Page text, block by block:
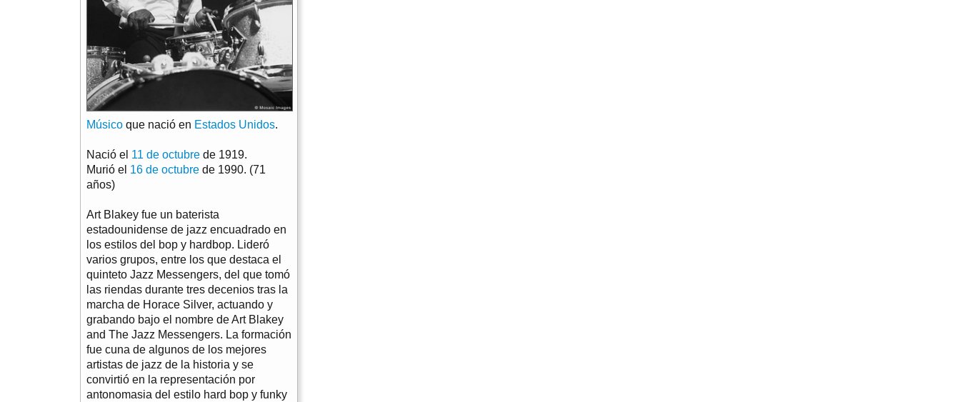
Músico que nació en Estados Unidos.
Nació el 11 de octubre de 1919.
Murió el 16 de octubre de 1990. (71
años)
Art Blakey fue un baterista
estadounidense de jazz encuadrado en
los estilos del bop y hardbop. Lideró
varios grupos, entre los que destaca el
quinteto Jazz Messengers, del que tomó
las riendas durante tres decenios tras la
marcha de Horace Silver, actuando y
grabando bajo el nombre de Art Blakey
and The Jazz Messengers. La formación
fue cuna de algunos de los mejores
artistas de jazz de la historia y se
convirtió en la representación por
antonomasia del estilo hard bop y funky